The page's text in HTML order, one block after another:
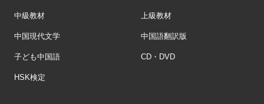
中級教材 上級教材
中国現代文学 中国語翻訳版
子ども中国語 CD・DVD
HSK検定